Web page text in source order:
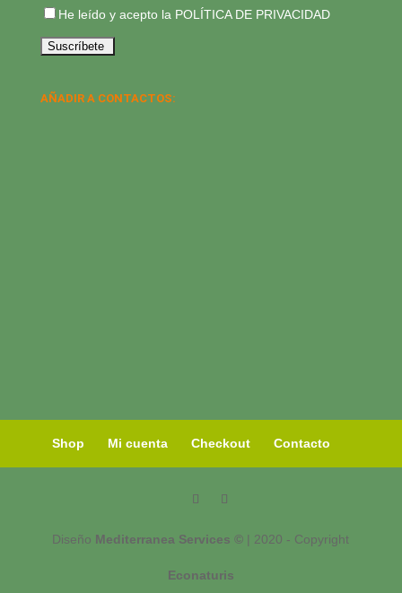
He leído y acepto la POLÍTICA DE PRIVACIDAD
AÑADIR A CONTACTOS:
Shop Mi cuenta Checkout Contacto
Diseño Mediterranea Services © | 2020 - Copyright
Econaturis